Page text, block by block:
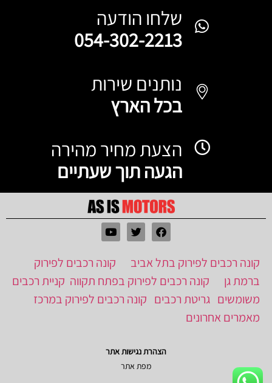
שלחו הודעה
054-302-2213
נותנים שירות
בכל הארץ
הצעת מחיר מהירה
הגעה תוך שעתיים
קונה רכבים לפירוק בתל אביב
קונה רכבים לפירוק
ברמת גן
קונה רכבים לפירוק בפתח תקווה קניית רכבים
משומשים גריטת רכבים קונה רכבים לפירוק במרכז
מאמרים אחרונים
הצהרת נגישות אתר
מפת אתר